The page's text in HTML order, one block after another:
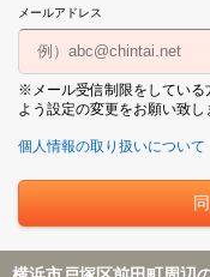
メールアドレス
※メール受信制限をしている
よう設定の変更をお願い致し
個人情報の取り扱いについて